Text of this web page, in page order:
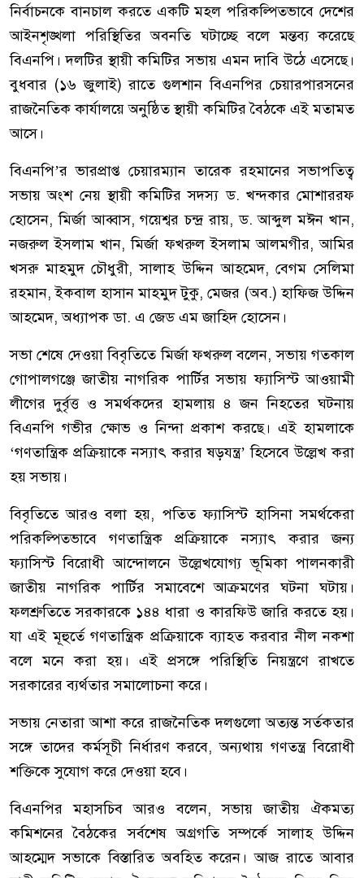
নির্বাচনকে বানচাল করতে একটি মহল পরিকল্পিতভাবে দেশের
আইনশৃঙ্খলা পরিস্থিতির অবনতি ঘটাচ্ছে বলে মন্তব্য করেছে
বিএনপি। দলটির স্থায়ী কমিটির সভায় এমন দাবি উঠে এসেছে।
বুধবার (১৬ জুলাই) রাতে গুলশান বিএনপির চেয়ারপারসনের
রাজনৈতিক কার্যালয়ে অনুষ্ঠিত স্থায়ী কমিটির বৈঠকে এই মতামত
আসে।
বিএনপি’র ভারপ্রাপ্ত চেয়ারম্যান তারেক রহমানের সভাপতিত্ব
সভায় অংশ নেয় স্থায়ী কমিটির সদস্য ড. খন্দকার মোশাররফ
হোসেন, মির্জা আব্বাস, গয়েশ্বর চন্দ্র রায়, ড. আব্দুল মঈন খান,
নজরুল ইসলাম খান, মির্জা ফখরুল ইসলাম আলমগীর, আমির
খসরু মাহমুদ চৌধুরী, সালাহ উদ্দিন আহমেদ, বেগম সেলিমা
রহমান, ইকবাল হাসান মাহমুদ টুকু, মেজর (অব.) হাফিজ উদ্দিন
আহমেদ, অধ্যাপক ডা. এ জেড এম জাহিদ হোসেন।
সভা শেষে দেওয়া বিবৃতিতে মির্জা ফখরুল বলেন, সভায় গতকাল
গোপালগঞ্জে জাতীয় নাগরিক পার্টির সভায় ফ্যাসিস্ট আওয়ামী
লীগের দুর্বৃত্ত ও সমর্থকদের হামলায় ৪ জন নিহতের ঘটনায়
বিএনপি গভীর ক্ষোভ ও নিন্দা প্রকাশ করছে। এই হামলাকে
‘গণতান্ত্রিক প্রক্রিয়াকে নস্যাৎ করার ষড়যন্ত্র’ হিসেবে উল্লেখ করা
হয় সভায়।
বিবৃতিতে আরও বলা হয়, পতিত ফ্যাসিস্ট হাসিনা সমর্থকেরা
পরিকল্পিতভাবে গণতান্ত্রিক প্রক্রিয়াকে নস্যাৎ করার জন্য
ফ্যাসিস্ট বিরোধী আন্দোলনে উল্লেখযোগ্য ভূমিকা পালনকারী
জাতীয় নাগরিক পার্টির সমাবেশে আক্রমণের ঘটনা ঘটায়।
ফলশ্রুতিতে সরকারকে ১৪৪ ধারা ও কারফিউ জারি করতে হয়।
যা এই মূহুর্তে গণতান্ত্রিক প্রক্রিয়াকে ব্যাহত করবার নীল নকশা
বলে মনে করা হয়। এই প্রসঙ্গে পরিস্থিতি নিয়ন্ত্রণে রাখতে
সরকারের ব্যর্থতার সমালোচনা করে।
সভায় নেতারা আশা করে রাজনৈতিক দলগুলো অত্যন্ত সর্তকতার
সঙ্গে তাদের কর্মসূচী নির্ধারণ করবে, অন্যথায় গণতন্ত্র বিরোধী
শক্তিকে সুযোগ করে দেওয়া হবে।
বিএনপির মহাসচিব আরও বলেন, সভায় জাতীয় ঐকমত্য
কমিশনের বৈঠকের সর্বশেষ অগ্রগতি সম্পর্কে সালাহ উদ্দিন
আহম্মেদ সভাকে বিস্তারিত অবহিত করেন। আজ রাতে আবার